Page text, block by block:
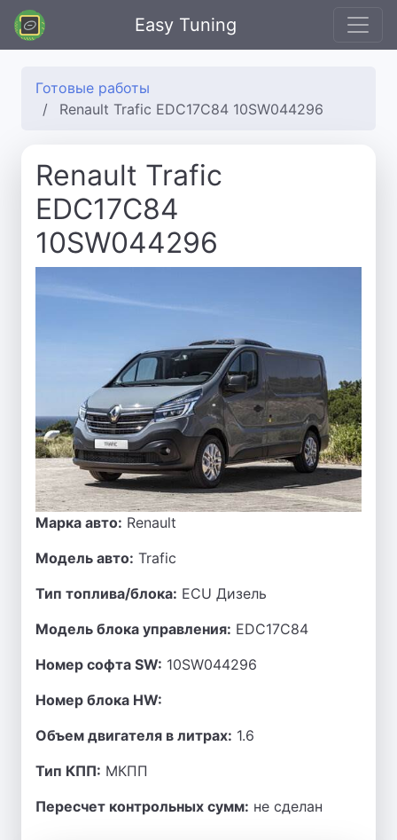
Easy Tuning
Готовые работы
Renault Trafic EDC17C84 10SW044296
Renault Trafic
EDC17C84
10SW044296
Марка авто: Renault
Модель авто: Trafic
Тип топлива/блока: ECU Дизель
Модель блока управления: EDC17C84
Номер софта SW: 10SW044296
Номер блока HW:
Объем двигателя в литрах: 1.6
Тип КПП: МКПП
Пересчет контрольных сумм: не сделан